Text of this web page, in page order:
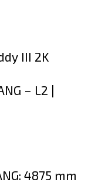
III 2K
– L2 |
4875 mm